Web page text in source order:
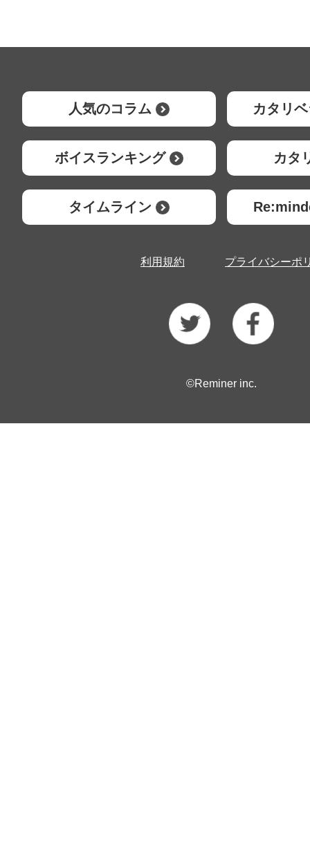
人気のコラム カタリ
ボイスランキング カタ
タイムライン
利用規約 プライバシーポ
©Reminer inc.